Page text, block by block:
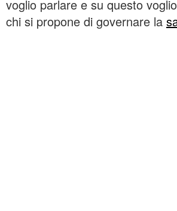
voglio parlare e su questo
chi si propone di governare la